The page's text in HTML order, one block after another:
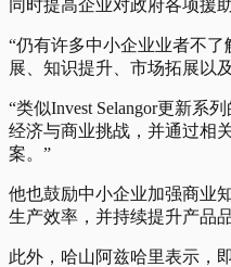
同时提高企业对政府各项援
“仍有许多中小企业业者不
展、知识提升、市场拓展以
“类似Invest Selangor更新系
经济与商业挑战，并通过相
案。”
他也鼓励中小企业加强商业
生产效率，并持续提升产品品
此外，哈山阿兹哈里表示，